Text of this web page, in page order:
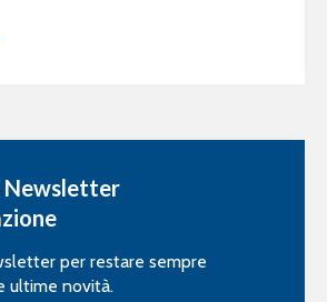
Newsletter
per restare sempre
ultime novità.